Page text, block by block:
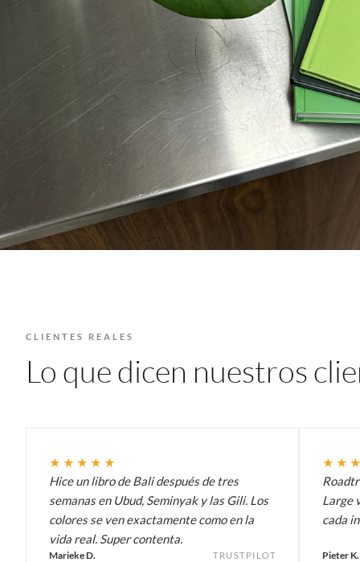
CLIENTES REALES
Lo que dicen nuestros
★★★★★
Hice un libro de Bali después de tres
semanas en Ubud, Seminyak y las Gili. Los
colores se ven exactamente como en la
vida real. Super contenta.
Marieke D. TRUSTPILOT
Large
cada
Pieter K.